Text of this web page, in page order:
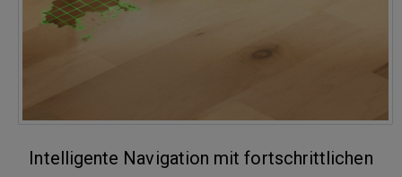
Intelligente Navigation mit fortschrittlichen